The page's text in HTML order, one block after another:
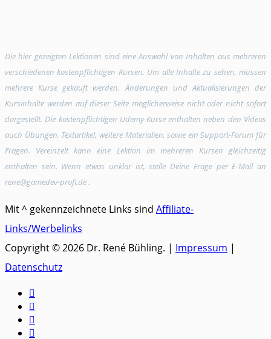
Die hier gezeigten Lektionen sind eine Auswahl von Inhalten aus mehreren
verschiedenen kostenpflichtigen Kursen. Um alle Inhalte zu sehen, müssen
mehrere Kurse gekauft werden. Änderungen und Aktualisierungen der
Kursinhalte werden auf dieser Seite möglicherweise nicht oder nicht sofort
dargestellt. Die kostenpflichtigen Udemy-Kurse enthalten neben den Videos
auch Übungen, Textartikel, weitere Materialien, sowie ein Support-Forum für
Fragen. Vereinzelt kann eine Lektion im mehreren Kursen gleichzeitig
enthalten sein. Wenn etwas unklar ist, stelle Deine Frage per E-Mail an
rene@gamedev-profi.de .
Mit ^ gekennzeichnete Links sind Affiliate-
Links/Werbelinks
Copyright © 2026 Dr. René Bühling. | Impressum |
Datenschutz



